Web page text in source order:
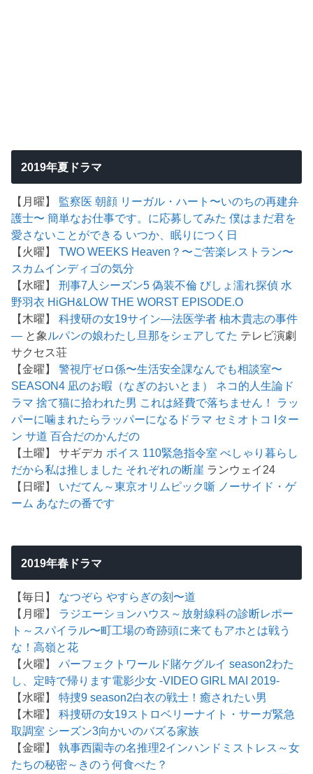
2019年夏ドラマ
【月曜】 監察医 朝顔 リーガル・ハート〜いのちの再建弁
護士〜 簡単なお仕事です。に応募してみた 僕はまだ君を
愛さないことができる いつか、眠りにつく日
【火曜】TWO WEEKS Heaven？〜ご苦楽レストラン〜
スカムインディゴの気分
【水曜】刑事7人シーズン5 偽装不倫 びしょ濡れ探偵 水
野羽衣 HiGH&LOW THE WORST EPISODE.O
【木曜】科捜研の女19サイン―法医学者 柚木貴志の事件
― と象 ルパンの娘わたし旦那をシェアしてた テレビ演劇
サクセス荘
【金曜】警視庁ゼロ係〜生活安全課なんでも相談室〜
SEASON4 凪のお暇（なぎのおいとま）
ネコ的人生論ド
ラマ 捨て猫に拾われた男 これは経費で落ちません！
ラッ
パーに噛まれたらラッパーになるドラマ セミオトコ Iター
ン サ道 百合だのかんだの
【土曜】 サギデカ ボイス 110緊急指令室 べしゃり暮らし
だから私は推しました それぞれの断崖 ランウェイ24
【日曜】 いだてん～東京オリムピック噺 ノーサイド・ゲ
ーム あなたの番です
2019年春ドラマ
【毎日】 なつぞら やすらぎの刻〜道
【月曜】 ラジエーションハウス～放射線科の診断レポー
ト～ スパイラル〜町工場の奇跡頭に来てもアホとは戦う
な！高嶺と花
【火曜】パーフェクトワールド賭ケグルイ season2わた
し、定時で帰ります電影少女 -VIDEO GIRL MAI 2019-
【水曜】特捜9 season2白衣の戦士！癒されたい男
【木曜】科捜研の女19ストロベリーナイト・サーガ緊急
取調室 シーズン3向かいのバズる家族
【金曜】執事西園寺の名推理2インハンド ミストレス～女
たちの秘密～ きのう何食べた？